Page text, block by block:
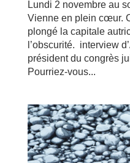
Lundi 2 novembre au
Vienne en plein cœur.
plongé la capitale
l’obscurité. interview
président du congrès
Pourriez-vous...